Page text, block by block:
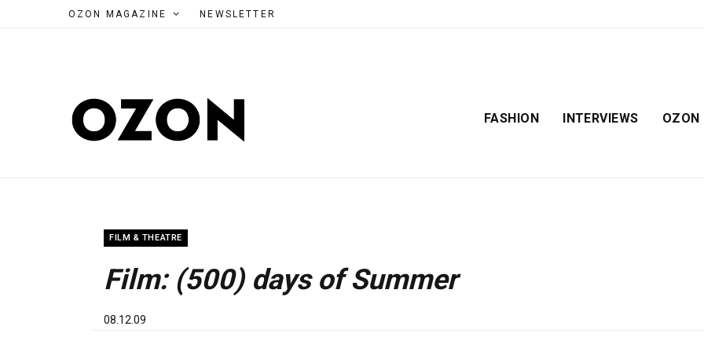
OZON MAGAZINE NEWSLETTER
FASHION INTERVIEWS OZON
FILM & THEATRE
Film: (500) days of Summer
08.12.09